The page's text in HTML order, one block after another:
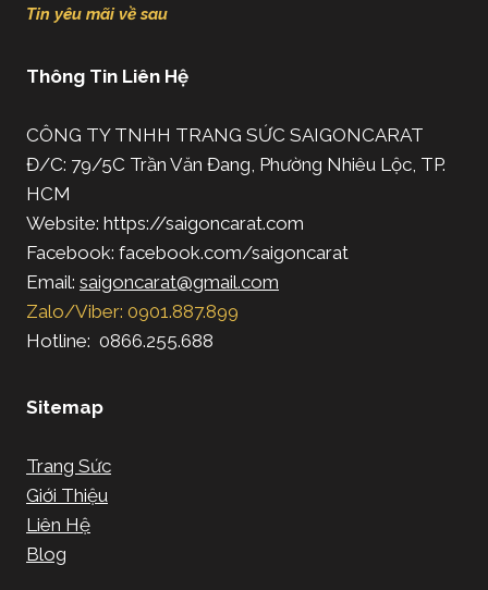
Tin yêu mãi về sau
Thông Tin Liên Hệ
CÔNG TY TNHH TRANG SỨC SAIGONCARAT
Đ/C: 79/5C Trần Văn Đang, Phường Nhiêu Lộc, TP.
HCM
Website: https://saigoncarat.com
Facebook: facebook.com/saigoncarat
Email: saigoncarat@gmail.com
Zalo/Viber: 0901.887.899
Hotline: 0866.255.688
Sitemap
Trang Sức
Giới Thiệu
Liên Hệ
Blog